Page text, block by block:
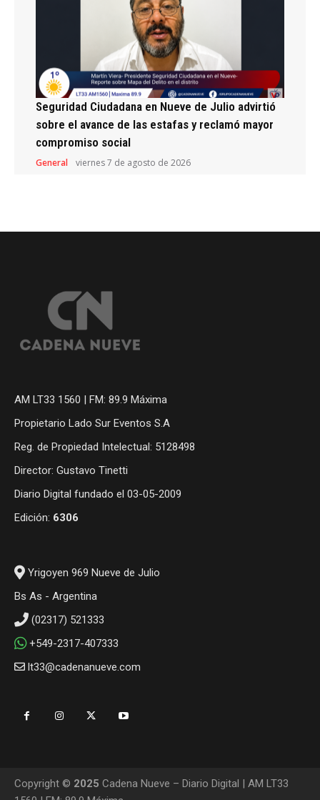
Seguridad Ciudadana en Nueve de Julio advirtió
sobre el avance de las estafas y reclamó mayor
compromiso social
General viernes 7 de agosto de 2026
AM LT33 1560 | FM: 89.9 Máxima
Propietario Lado Sur Eventos S.A
Reg. de Propiedad Intelectual: 5128498
Director: Gustavo Tinetti
Diario Digital fundado el 03-05-2009
Edición: 6306
Yrigoyen 969 Nueve de Julio
Bs As - Argentina
(02317) 521333
+549-2317-407333
lt33@cadenanueve.com
Copyright © 2025 Cadena Nueve – Diario Digital | AM LT33